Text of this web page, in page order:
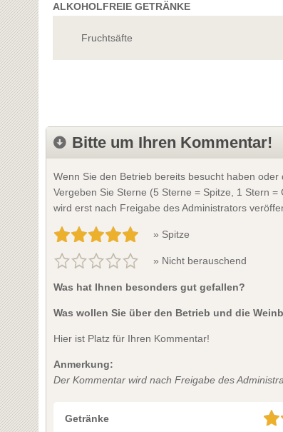
ALKOHOLFREIE GETRÄNKE
Fruchtsäfte
Bitte um Ihren Kommentar!
Wenn Sie den Betrieb bereits besucht haben
Vergeben Sie Sterne (5 Sterne = Spitze, 1 Stern
wird erst nach Freigabe des Administrators
» Spitze
» Nicht berauschend
Was hat Ihnen besonders gut gefallen?
Was wollen Sie über den Betrieb und die
Hier ist Platz für Ihren Kommentar!
Anmerkung:
Der Kommentar wird nach Freigabe des
Getränke